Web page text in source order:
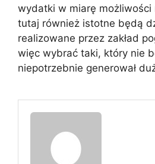
wydatki w miarę możliwości
tutaj również istotne będą
realizowane przez zakład
więc wybrać taki, który nie
niepotrzebnie generował